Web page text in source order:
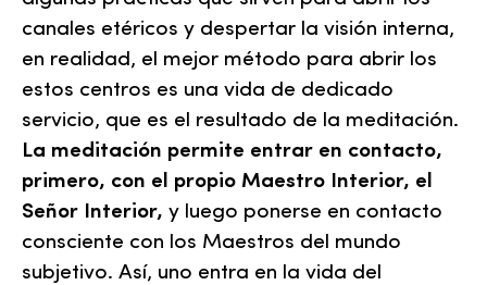
canales etéricos y despertar la visión interna,
en realidad, el mejor método para abrir los
estos centros es una vida de dedicado
servicio, que es el resultado de la meditación.
La meditación permite entrar en contacto,
primero, con el propio Maestro Interior, el
Señor Interior, y luego ponerse en contacto
consciente con los Maestros del mundo
subjetivo. Así, uno entra en la vida del